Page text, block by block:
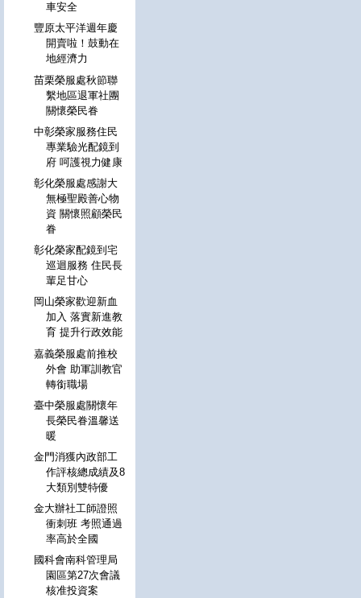
車安全
豐原太平洋週年慶
開賣啦！鼓動在
地經濟力
苗栗榮服處秋節聯
繫地區退軍社團
關懷榮民眷
中彰榮家服務住民
專業驗光配鏡到
府 呵護視力健康
彰化榮服處感謝大
無極聖殿善心物
資 關懷照顧榮民
眷
彰化榮家配鏡到宅
巡迴服務 住民長
輩足甘心
岡山榮家歡迎新血
加入 落實新進教
育 提升行政效能
嘉義榮服處前推校
外會 助軍訓教官
轉銜職場
臺中榮服處關懷年
長榮民眷溫馨送
暖
金門消獲內政部工
作評核總成績及8
大類別雙特優
金大辦社工師證照
衝刺班 考照通過
率高於全國
國科會南科管理局
園區第27次會議
核准投資案